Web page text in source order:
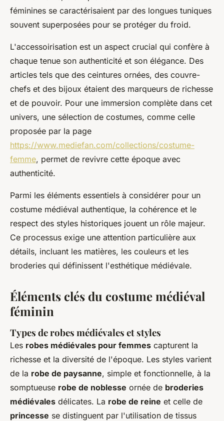
féminines se caractérisaient par des longues tuniques
souvent superposées pour se protéger du froid.
L'accessoirisation est un aspect crucial qui confère à
chaque tenue son authenticité et son élégance. Des
articles tels que des ceintures ornées, des couvre-
chefs et des bijoux étaient des marqueurs de richesse
et de pouvoir. Pour une immersion complète dans cet
univers, une sélection de costumes, comme celle
proposée par la page
https://www.mediefan.com/collections/costume-
femme, permet de revivre cette époque avec
authenticité.
Parmi les éléments essentiels à considérer pour un
costume médiéval authentique, la cohérence et le
respect des styles historiques jouent un rôle majeur.
Ce processus exige une attention particulière aux
détails, incluant les matières, les couleurs et les
broderies qui définissent l'esthétique médiévale.
Éléments clés du costume médiéval
féminin
Types de robes médiévales et styles
Les robes médiévales pour femmes capturent la
richesse et la diversité de l'époque. Les styles varient
de la robe de paysanne, simple et fonctionnelle, à la
somptueuse robe de noblesse ornée de broderies
médiévales délicates. La robe de reine et celle de
princesse se distinguent par l'utilisation de tissus